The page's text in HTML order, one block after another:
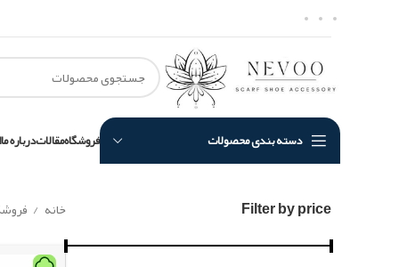
دسته بندی محصولات فروشگاهمقالاتدرباره ما
Filter by price خانه